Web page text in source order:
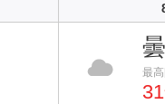
最
31